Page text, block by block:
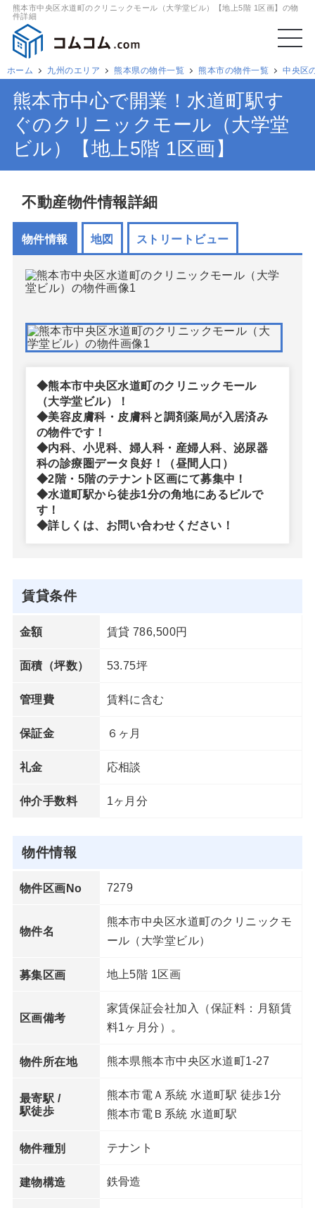
熊本市中央区水道町のクリニックモール（大学堂ビル）【地上5階 1区画】の物
件詳細
ホーム 九州のエリア 熊本県の物件一覧 熊本市の物件一覧 中央区
熊本市中心で開業！水道町駅す
ぐのクリニックモール（大学堂
ビル）【地上5階 1区画】
不動産物件情報詳細
物件情報 地図 ストリートビュー
◆熊本市中央区水道町のクリニックモール
（大学堂ビル）！
◆美容皮膚科・皮膚科と調剤薬局が入居済み
の物件です！
◆内科、小児科、婦人科・産婦人科、泌尿器
科の診療圏データ良好！（昼間人口）
◆2階・5階のテナント区画にて募集中！
◆水道町駅から徒歩1分の角地にあるビルで
す！
◆詳しくは、お問い合わせください！
賃貸条件
金額 賃貸 786,500円
面積（坪数） 53.75坪
管理費 賃料に含む
保証金 ６ヶ月
礼金 応相談
仲介手数料 1ヶ月分
物件情報
物件区画No 7279
物件名
熊本市中央区水道町のクリニックモ
ール（大学堂ビル）
募集区画 地上5階 1区画
区画備考
家賃保証会社加入（保証料：月額賃
料1ヶ月分）。
物件所在地 熊本県熊本市中央区水道町1-27
最寄駅 /
駅徒歩
熊本市電Ａ系統 水道町駅 徒歩1分
熊本市電Ｂ系統 水道町駅
物件種別 テナント
建物構造 鉄骨造